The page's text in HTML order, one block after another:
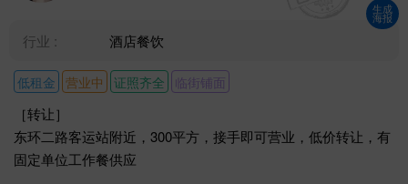
生成
海报
行业 : 酒店餐饮
低租金 营业中 证照齐全 临街铺面
［转让］
东环二路客运站附近，300平方，接手即可营业，低价转让，有
固定单位工作餐供应